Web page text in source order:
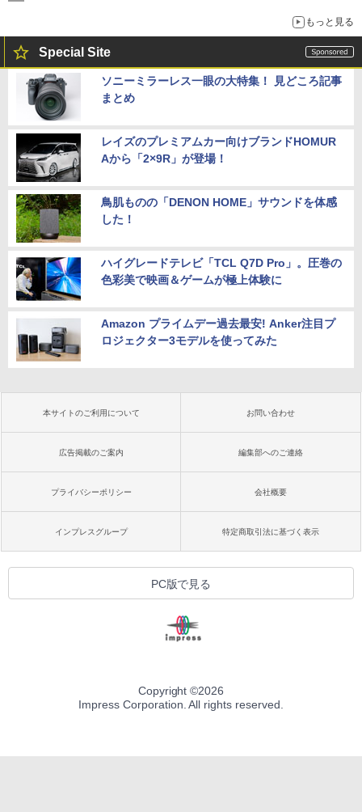
もっと見る
Special Site
ソニーミラーレス一眼の大特集！ 見どころ記事
まとめ
レイズのプレミアムカー向けブランドHOMUR
Aから「2×9R」が登場！
鳥肌ものの「DENON HOME」サウンドを体感
した！
ハイグレードテレビ「TCL Q7D Pro」。圧巻の
色彩美で映画＆ゲームが極上体験に
Amazon プライムデー過去最安! Anker注目プ
ロジェクター3モデルを使ってみた
本サイトのご利用について お問い合わせ
広告掲載のご案内 編集部へのご連絡
プライバシーポリシー 会社概要
インプレスグループ 特定商取引法に基づく表示
PC版で見る
Copyright ©2026
Impress Corporation. All rights reserved.